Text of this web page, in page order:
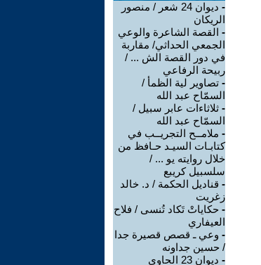
-
ديوان 24 شعر / منصور
الريكان
- القصة الشاعرة والوعي
الجمعي الحداثي/ مقاربة
في دور القصة الش ... /
ربيحة الرفاعي
- تصاوير لية الظمأ /
السمّاح عبد الله
- ثلاثاءات عابر سبيل /
السمّاح عبد الله
- ملامــح التجريــب في
كتابـات السيـد حـافظ من
خلال روايته يو ... /
سلسبيل كريبع
- قناديل الحكمة / د. خالد
زغريت
- حكاياتْ تَكاد تُنسى / فلاح
العيفاري
- وعي ـ قصص قصيرة جدا
/ حسين جداونه
-
ديوان 23 الحاوي